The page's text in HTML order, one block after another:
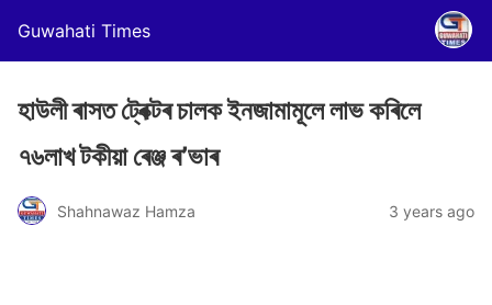
Guwahati Times
হাউলী ৰাসত ট্ৰেক্টৰ চালক ইনজামামূলে লাভ কৰিলে
৭৬লাখ টকীয়া ৰেঞ্জ ৰ’ভাৰ
Shahnawaz Hamza 3 years ago